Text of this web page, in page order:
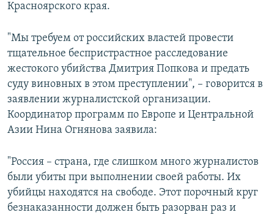
Красноярского края.
"Мы требуем от российских властей провести
тщательное беспристрастное расследование
жестокого убийства Дмитрия Попкова и предать
суду виновных в этом преступлении", – говорится в
заявлении журналистской организации.
Координатор программ по Европе и Центральной
Азии Нина Огнянова заявила:
"Россия – страна, где слишком много журналистов
были убиты при выполнении своей работы. Их
убийцы находятся на свободе. Этот порочный круг
безнаказанности должен быть разорван раз и